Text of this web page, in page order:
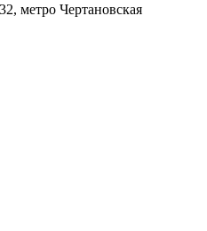
метро Чертановская